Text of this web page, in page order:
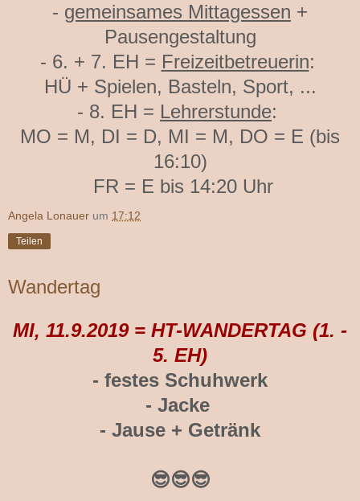
- gemeinsames Mittagessen +
Pausengestaltung
- 6. + 7. EH = Freizeitbetreuerin:
HÜ + Spielen, Basteln, Sport, ...
- 8. EH = Lehrerstunde:
MO = M, DI = D, MI = M, DO = E (bis
16:10)
FR = E bis 14:20 Uhr
Angela Lonauer um 17:12
Teilen
Wandertag
MI, 11.9.2019 = HT-WANDERTAG (1. -
5. EH)
- festes Schuhwerk
- Jacke
- Jause + Getränk
😎😎😎